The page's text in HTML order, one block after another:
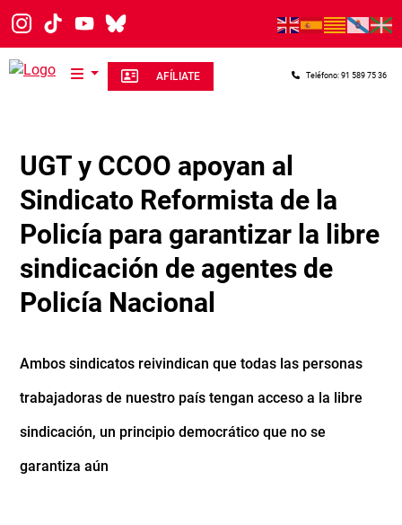
Pasar al contenido principal
AFÍLIATE Teléfono: 91 589 75 36
UGT y CCOO apoyan al
Sindicato Reformista de la
Policía para garantizar la libre
sindicación de agentes de
Policía Nacional
Ambos sindicatos reivindican que todas las personas
trabajadoras de nuestro país tengan acceso a la libre
sindicación, un principio democrático que no se
garantiza aún